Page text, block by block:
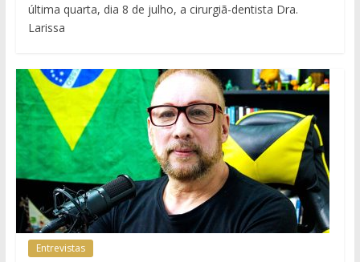
última quarta, dia 8 de julho, a cirurgiã-dentista Dra.
Larissa
Entrevistas